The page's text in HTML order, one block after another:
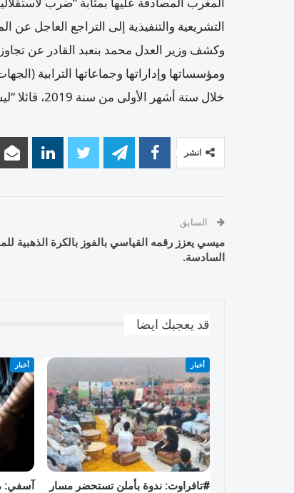
التشريعية والتنفيذية إلى التراجع العاجل عن
وكشف وزير العدل محمد بنعبد القادر عن تجاوز
خلال ستة أشهر الأولى من سنة 2019، قائلا “ليست هناك دولة في العالم تجيز الحجز على أموال الدولة”.
انشر
السابق
ميسي يعزز رقمه القياسي بالفوز بالكرة الذهبية
السادسة.
قد يعجبك ايضا
أخبار
#تافراوت: ندوة بأملن تستحضر مسار
أخبار
آسفي: